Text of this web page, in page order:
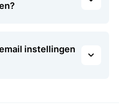
instellingen